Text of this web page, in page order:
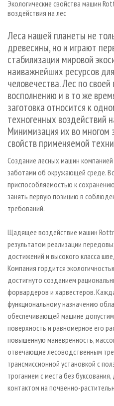
СУШКА ДРЕВЕСИНЫ
ДЕРЕВЯННОЕ
ПРОИЗВОДСТВО МЕБЕЛИ
БИОЭНЕРГЕТИКА
ЦБП
ИНСТРУМЕНТ И МАТЕРИАЛЫ
ПЕРСОНЫ
ОФИЦИАЛЬНЫЕ ДЕЛЕГАЦИИ
ПРИОРИТЕТНЫЕ
RUSSIAN FORESTRY REVIEW
ГАЗЕТА ЛЕСПРОМФОРУМ
БИБЛИОТЕКА СПЕЦИАЛИСТА
КОНТАКТЫ
РЕКЛАМА
Экологические свойства машин
воздействия на лес
Леса нашей планеты не
древесины, но и играют
стабилизации мировой
наиважнейших ресурсов
человечества. Лес по
восполнению и в то же
заготовка относится к
техногенных воздействий
Минимизация их во многом
свойств применяемой
Создание лесных машин
заботами об окружающей среде.
приспособляемостью к
занять первую позицию в
требований.
Щадящее воздействие машин
результатом реализации
достижений и высокого класса
Компания гордится
достигнуто созданием
форвардеров и харвестеров.
функциональному назначению
обеспечивающей машине
поверхность и равномерное его
повышенную маневренность,
отвечающие лесоводственным
трансмиссионной установкой с
троганием с места без
контактом на почвенно-